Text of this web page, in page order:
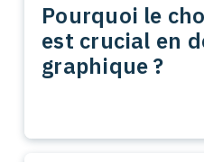
Pourquoi le
est crucial en
graphique ?